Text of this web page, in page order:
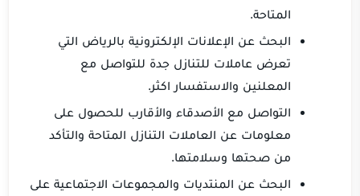
المتاحة.
البحث عن الإعلانات الإلكترونية بالرياض التي
تعرض عاملات للتنازل جدة للتواصل مع
المعلنين والاستفسار اكثر.
التواصل مع الأصدقاء والأقارب للحصول على
معلومات عن العاملات التنازل المتاحة والتأكد
من صحتها وسلامتها.
البحث عن المنتديات والمجموعات الاجتماعية على